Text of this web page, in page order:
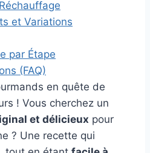
et Variations
par Étape
(FAQ)
en quête de
! Vous cherchez un
et délicieux pour
? Une recette qui